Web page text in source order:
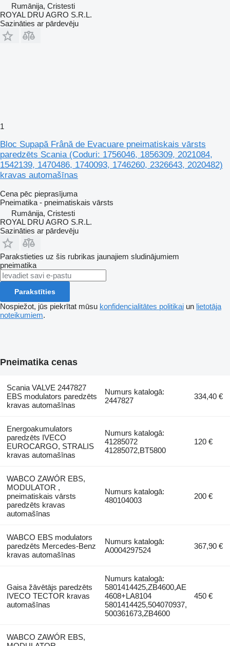
Rumānija, Cristesti
ROYAL DRU AGRO S.R.L.
Sazināties ar pārdevēju
1
Bloc Supapă Frână de Evacuare pneimatiskais vārsts
paredzēts Scania (Coduri: 1756046, 1856309, 2021084,
1542139, 1470486, 1740093, 1746260, 2326643, 2020482)
kravas automašīnas
Cena pēc pieprasījuma
Pneimatika - pneimatiskais vārsts
Rumānija, Cristesti
ROYAL DRU AGRO S.R.L.
Sazināties ar pārdevēju
Parakstieties uz šis rubrikas jaunajiem sludinājumiem
pneimatika
Parakstīties
Nospiežot, jūs piekrītat mūsu konfidencialitātes politikai un lietotāja
noteikumiem.
Pneimatika cenas
Scania VALVE 2447827
EBS modulators paredzēts
kravas automašīnas
Numurs katalogā:
2447827
334,40 €
Energoakumulators
paredzēts IVECO
EUROCARGO, STRALIS
kravas automašīnas
Numurs katalogā:
41285072
41285072,BT5800
120 €
WABCO ZAWÓR EBS,
MODULATOR ,
pneimatiskais vārsts
paredzēts kravas
automašīnas
Numurs katalogā:
480104003
200 €
WABCO EBS modulators
paredzēts Mercedes-Benz
kravas automašīnas
Numurs katalogā:
A0004297524
367,90 €
Gaisa žāvētājs paredzēts
IVECO TECTOR kravas
automašīnas
Numurs katalogā:
5801414425,ZB4600,AE
4608+LA8104
5801414425,504070937,
500361673,ZB4600
450 €
WABCO ZAWÓR EBS,